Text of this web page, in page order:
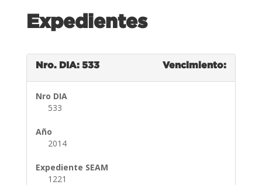
Expedientes
Nro. DIA: 533 Vencimiento:
Nro DIA
533
Año
2014
Expediente SEAM
1221